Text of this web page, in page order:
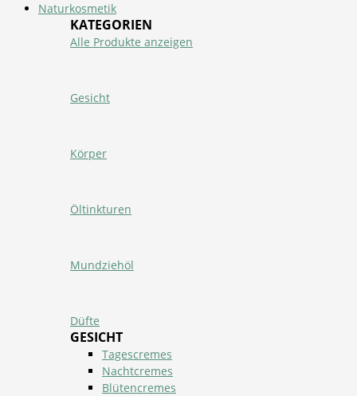
Naturkosmetik
KATEGORIEN
Alle Produkte anzeigen
Gesicht
Körper
Öltinkturen
Mundziehöl
Düfte
GESICHT
Tagescremes
Nachtcremes
Blütencremes